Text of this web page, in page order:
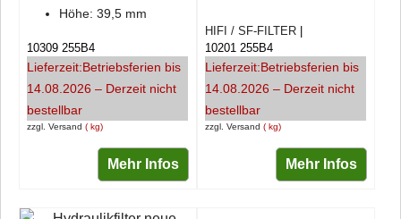
Höhe: 39,5 mm
zzgl. Versand kg
10309 255B4
Lieferzeit:Betriebsferien bis
14.08.2026 – Derzeit nicht
bestellbar
Mehr Infos
zzgl. Versand kg
HIFI / SF-FILTER
10201 255B4
Lieferzeit:Betriebsferien bis
14.08.2026 – Derzeit nicht
bestellbar
Mehr Infos